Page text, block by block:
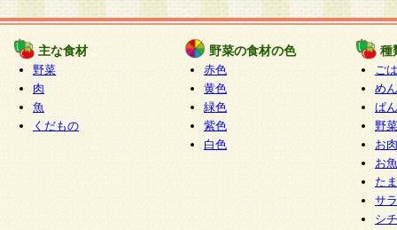
主な食材
野菜
肉
魚
くだもの
野菜の食材の色
赤色
黄色
緑色
紫色
白色
種
ご
めん
ぱん
野
お
お
た
サ
シ